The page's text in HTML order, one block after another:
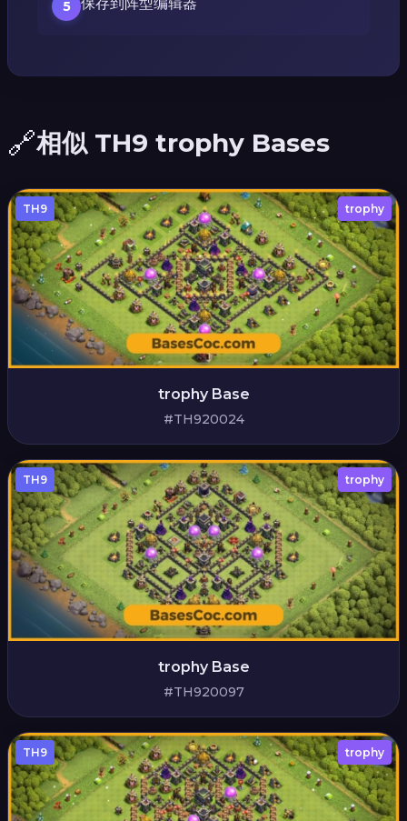
5
🔗相似 TH9 trophy Bases
TH9 trophy
trophy Base
#TH920024
TH9 trophy
trophy Base
#TH920097
TH9 trophy